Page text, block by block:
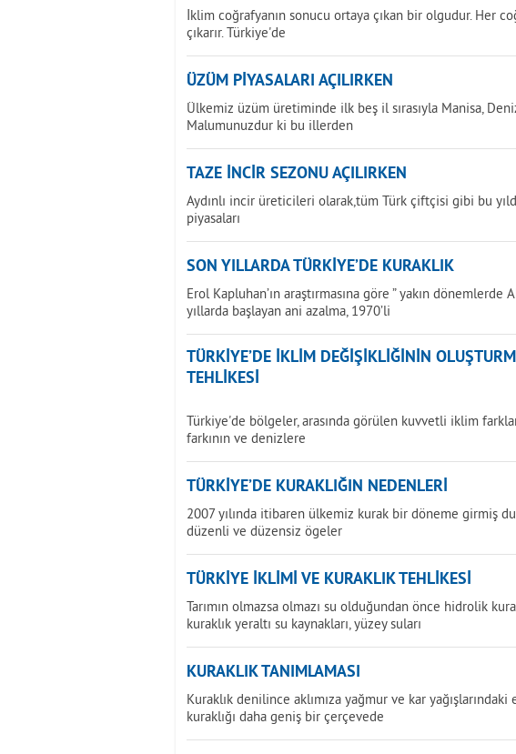
İklim coğrafyanın sonucu ortaya çıkan bir olgudur. Her
çıkarır. Türkiye'de
ÜZÜM PİYASALARI AÇILIRKEN
Ülkemiz üzüm üretiminde ilk beş il sırasıyla Manisa,
Malumunuzdur ki bu illerden
TAZE İNCİR SEZONU AÇILIRKEN
Aydınlı incir üreticileri olarak,tüm Türk çiftçisi gibi bu
piyasaları
SON YILLARDA TÜRKİYE’DE KURAKLIK
Erol Kapluhan’ın araştırmasına göre ” yakın dönemlerde
yıllarda başlayan ani azalma, 1970’li
TÜRKİYE’DE İKLİM DEĞİŞİKLİĞİNİN
TEHLİKESİ
Türkiye'de bölgeler, arasında görülen kuvvetli iklim
farkının ve denizlere
TÜRKİYE’DE KURAKLIĞIN NEDENLERİ
2007 yılında itibaren ülkemiz kurak bir döneme girmiş
düzenli ve düzensiz ögeler
TÜRKİYE İKLİMİ VE KURAKLIK TEHLİKESİ
Tarımın olmazsa olmazı su olduğundan önce hidrolik
kuraklık yeraltı su kaynakları, yüzey suları
KURAKLIK TANIMLAMASI
Kuraklık denilince aklımıza yağmur ve kar
kuraklığı daha geniş bir çerçevede